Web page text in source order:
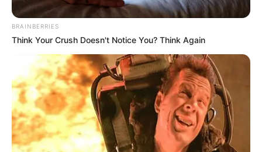
PostedFriss hírek
Pápai Joci betegesen retteg a
háborútól, a zenész Orbán
Viktort tartja a világ legjobb
politikusának.
bySzerző • April 9, 2026
BRAINBERRIES
Think Your Crush Doesn't Notice You? Think Again